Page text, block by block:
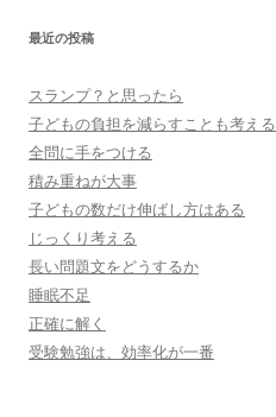
最近の投稿
スランプ？と思ったら
子どもの負担を減らすことも考える
全問に手をつける
積み重ねが大事
子どもの数だけ伸ばし方はある
じっくり考える
長い問題文をどうするか
睡眠不足
正確に解く
受験勉強は、効率化が一番